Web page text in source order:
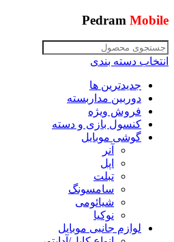
Pedram Mobile
انتخاب دسته بندی
جدیدترین ها
دوربین مداربسته
فروش ویژه
کنسول بازی و دسته
گوشی موبایل
آنر
اپل
تبلت
سامسونگ
شیائومی
نوکیا
لوازم جانبی موبایل